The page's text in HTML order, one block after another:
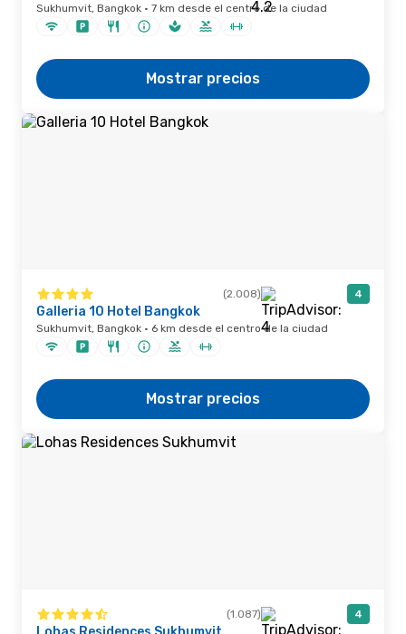
Sukhumvit, Bangkok · 7 km desde el centro de la ciudad
Mostrar precios
(2.008) 4
Galleria 10 Hotel Bangkok
Sukhumvit, Bangkok · 6 km desde el centro de la ciudad
Mostrar precios
(1.087) 4